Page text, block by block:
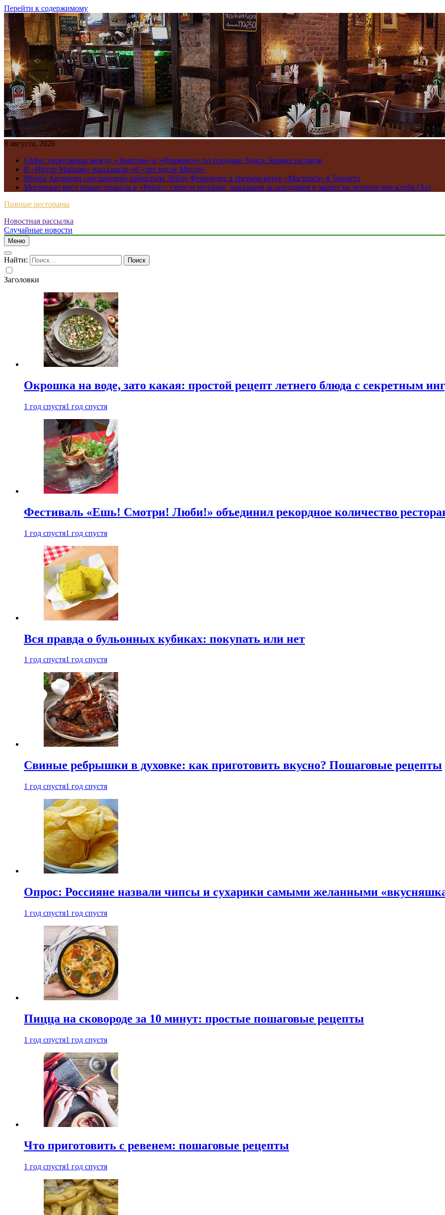
Перейти к содержимому
8 августа, 2026
Globo: переговоры между «Зенитом» и «Фламенго» по продаже Луиса Энрике на паузе
В «Интер Майами» рассказали об «эре после Месси»
Мирра Андреева сенсационно проиграла Лейле Фернандес в третьем круге «Мастерса» в Торонто
Моуринью ввел новые правила в «Реале»: строгое питание, наказания за опоздания и запрет на лечение вне клуба (As)
Пивные рестораны
Новостная рассылка
Случайные новости
Меню
Найти:
Заголовки
Окрошка на воде, зато какая: простой рецепт летнего блюда с секретным
1 год спустя1 год спустя
Фестиваль «Ешь! Смотри! Люби!» объединил рекордное количество
1 год спустя1 год спустя
Вся правда о бульонных кубиках: покупать или нет
1 год спустя1 год спустя
Свиные ребрышки в духовке: как приготовить вкусно? Пошаговые рецепты
1 год спустя1 год спустя
Опрос: Россияне назвали чипсы и сухарики самыми желанными
1 год спустя1 год спустя
Пицца на сковороде за 10 минут: простые пошаговые рецепты
1 год спустя1 год спустя
Что приготовить с ревенем: пошаговые рецепты
1 год спустя1 год спустя